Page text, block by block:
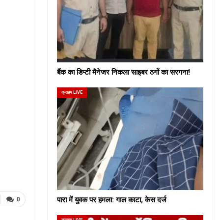
0
बैंक का डिप्टी मैनेजर निकला साइबर ठगों का सरगना!
क्राइम LIVE
पारा में युवक पर हमला: गाल काटा, केस दर्ज